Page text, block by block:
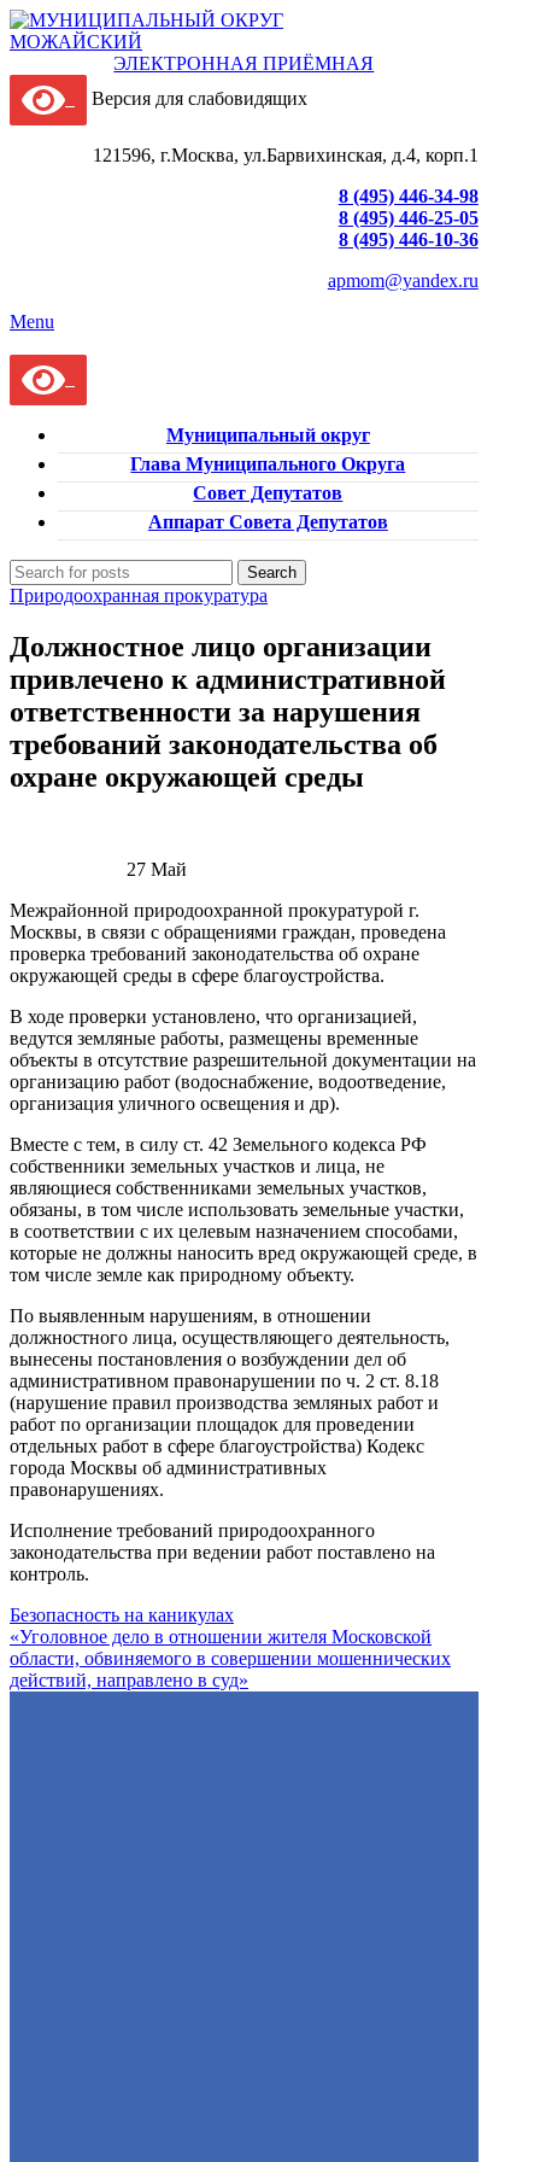
ЭЛЕКТРОННАЯ ПРИЁМНАЯ
Версия для слабовидящих
121596, г.Москва, ул.Барвихинская, д.4, корп.1
8 (495) 446-34-98
8 (495) 446-25-05
8 (495) 446-10-36
apmom@yandex.ru
Menu
Муниципальный округ
Глава Муниципального Округа
Совет Депутатов
Аппарат Совета Депутатов
Search
Природоохранная прокуратура
Должностное лицо организации
привлечено к административной
ответственности за нарушения
требований законодательства об
охране окружающей среды
27Май
Межрайонной природоохранной прокуратурой г.
Москвы, в связи с обращениями граждан, проведена
проверка требований законодательства об охране
окружающей среды в сфере благоустройства.
В ходе проверки установлено, что организацией,
ведутся земляные работы, размещены временные
объекты в отсутствие разрешительной документации на
организацию работ (водоснабжение, водоотведение,
организация уличного освещения и др).
Вместе с тем, в силу ст. 42 Земельного кодекса РФ
собственники земельных участков и лица, не
являющиеся собственниками земельных участков,
обязаны, в том числе использовать земельные участки,
в соответствии с их целевым назначением способами,
которые не должны наносить вред окружающей среде, в
том числе земле как природному объекту.
По выявленным нарушениям, в отношении
должностного лица, осуществляющего деятельность,
вынесены постановления о возбуждении дел об
административном правонарушении по ч. 2 ст. 8.18
(нарушение правил производства земляных работ и
работ по организации площадок для проведении
отдельных работ в сфере благоустройства) Кодекс
города Москвы об административных
правонарушениях.
Исполнение требований природоохранного
законодательства при ведении работ поставлено на
контроль.
Безопасность на каникулах
«Уголовное дело в отношении жителя Московской
области, обвиняемого в совершении мошеннических
действий, направлено в суд»